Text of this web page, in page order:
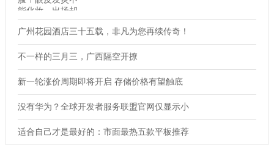
广州花园酒店三十五载，非凡为您再续传奇！
不一样的三月三，广西隔空开撩
新一轮涨价周期即将开启 存储价格有望触底
没有华为？全球开发者服务联盟官网仅显示小
适合自己才是最好的：市面最热五款平板推荐